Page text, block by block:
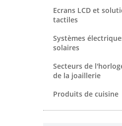
Ecrans LCD et
tactiles
Systèmes
solaires
Secteurs de
de la joaillerie
Produits de cuisine